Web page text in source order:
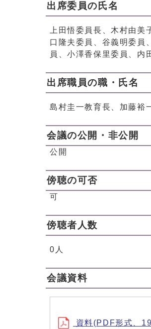
出席委員の氏名
上田悟委員長、木村由
口隆夫委員、谷義明委員
員、小澤香保里委員、内
出席職員の職・氏名
島村圭一教育長、加藤裕
会議の公開・非公開
公開
傍聴の可否
可
傍聴者人数
0人
会議資料
資料(PDF形式、